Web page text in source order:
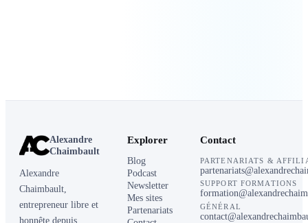
Alexandre
Chaimbault
Alexandre
Chaimbault,
entrepreneur libre et
honnête depuis
Explorer
Blog
Podcast
Newsletter
Mes sites
Partenariats
Contact
PARTENARIATS &
SUPPORT FORMATIONS
GÉNÉRAL